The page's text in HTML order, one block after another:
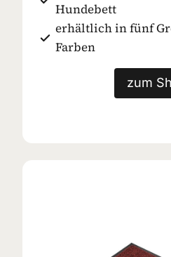
Hundebett
erhältlich in fünf
Farben
zum